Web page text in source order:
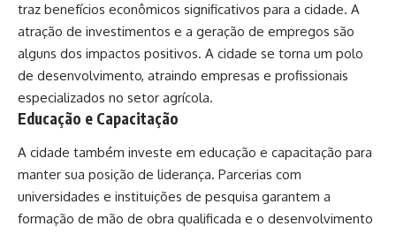
traz benefícios econômicos significativos para a cidade. A
atração de investimentos e a geração de empregos são
alguns dos impactos positivos. A cidade se torna um polo
de desenvolvimento, atraindo empresas e profissionais
especializados no setor agrícola.
Educação e Capacitação
A cidade também investe em educação e capacitação para
manter sua posição de liderança. Parcerias com
universidades e instituições de pesquisa garantem a
formação de mão de obra qualificada e o desenvolvimento